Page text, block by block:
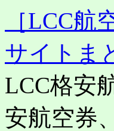
［LCC
サイトま
LCC格安
安航空券